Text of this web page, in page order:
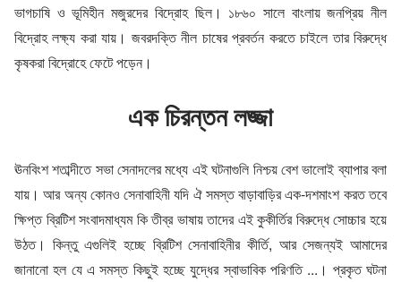
ভাগচাষি ও ভূমিহীন মজুরদের বিদ্রোহ ছিল। ১৮৬০ সালে বাংলায় জনপ্রিয় নীল
বিদ্রোহ লক্ষ্য করা যায়। জবরদক্তি নীল চাষের প্রবর্তন করতে চাইলে তার বিরুদ্ধে
কৃষকরা বিদ্রোহে ফেটে পড়েন।
এক চিরন্তন লজ্জা
ঊনবিংশ শতাব্দীতে সভা সেনাদলের মধ্যে এই ঘটনাগুলি নিশ্চয় বেশ ভালোই ব্যাপার বলা
যায়। আর অন্য কোনও সেনাবাহিনী যদি ঐ সমস্ত বাড়াবাড়ির এক-দশমাংশ করত তবে
ক্ষিপ্ত ব্রিটিশ সংবাদমাধ্যম কি তীব্র ভাষায় তাদের এই কুকীর্তির বিরুদ্ধে সোচ্চার হয়ে
উঠত। কিন্তু এগুলিই হচ্ছে ব্রিটিশ সেনাবাহিনীর কীর্তি, আর সেজন্যই আমাদের
জানানো হল যে এ সমস্ত কিছুই হচ্ছে যুদ্ধের স্বাভাবিক পরিণতি ...। প্রকৃত ঘটনা